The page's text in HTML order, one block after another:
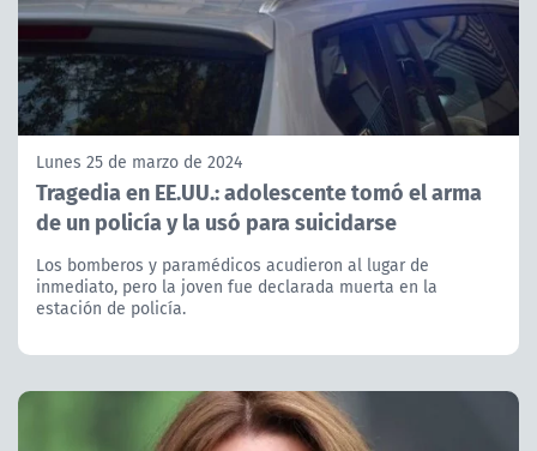
Lunes 25 de marzo de 2024
Tragedia en EE.UU.: adolescente tomó el arma
de un policía y la usó para suicidarse
Los bomberos y paramédicos acudieron al lugar de
inmediato, pero la joven fue declarada muerta en la
estación de policía.